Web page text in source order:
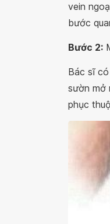
vein
bước
Bước 2:
Bác sĩ
sườn mở
phục